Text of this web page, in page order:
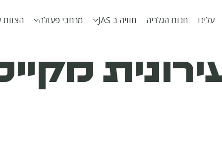
עלינו חנות הגלריה חוויה ב JAS מרחבי פעולה הצוות